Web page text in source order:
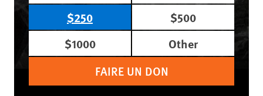
$250
$500
$1000
Other
FAIRE UN DON